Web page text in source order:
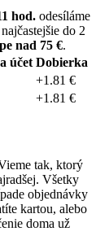
hod. odesíláme
do 2
nad 75 €.
účet Dobierka
+1.81 €
+1.81 €
tak, ktorý
Všetky
objednávky
kartou, alebo
doma už